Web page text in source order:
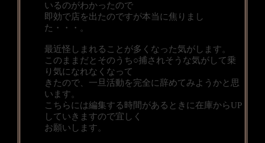
いるのがわかったので
即効で店を出たのですが本当に焦りまし
た・・・。
最近怪しまれることが多くなった気がします。
このままだとそのうち○捕されそうな気がして乗
り気になれなくなって
きたので、一旦活動を完全に辞めてみようかと思
います。
こちらには編集する時間があるときに在庫からUP
していきますので宜しく
お願いします。